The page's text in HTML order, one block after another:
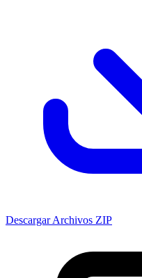
Descargar Archivos ZIP